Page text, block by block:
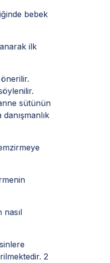
bebek
ilk
sütünün
nasıl
2